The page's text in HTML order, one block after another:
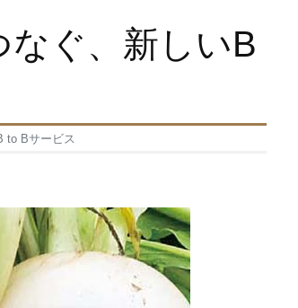
ぐ、新しいB
to Bサービス